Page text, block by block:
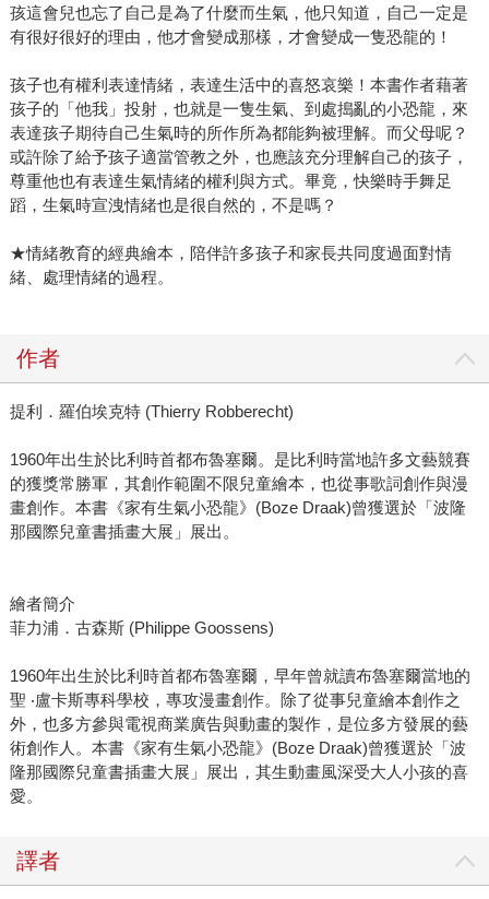
孩這會兒也忘了自己是為了什麼而生氣，他只知道，自己一定是
有很好很好的理由，他才會變成那樣，才會變成一隻恐龍的！
孩子也有權利表達情緒，表達生活中的喜怒哀樂！本書作者藉著
孩子的「他我」投射，也就是一隻生氣、到處搗亂的小恐龍，來
表達孩子期待自己生氣時的所作所為都能夠被理解。而父母呢？
或許除了給予孩子適當管教之外，也應該充分理解自己的孩子，
尊重他也有表達生氣情緒的權利與方式。畢竟，快樂時手舞足
蹈，生氣時宣洩情緒也是很自然的，不是嗎？
★情緒教育的經典繪本，陪伴許多孩子和家長共同度過面對情
緒、處理情緒的過程。
作者
提利．羅伯埃克特 (Thierry Robberecht)
1960年出生於比利時首都布魯塞爾。是比利時當地許多文藝競賽
的獲獎常勝軍，其創作範圍不限兒童繪本，也從事歌詞創作與漫
畫創作。本書《家有生氣小恐龍》(Boze Draak)曾獲選於「波隆
那國際兒童書插畫大展」展出。
繪者簡介
菲力浦．古森斯 (Philippe Goossens)
1960年出生於比利時首都布魯塞爾，早年曾就讀布魯塞爾當地的
聖 ‧盧卡斯專科學校，專攻漫畫創作。除了從事兒童繪本創作之
外，也多方參與電視商業廣告與動畫的製作，是位多方發展的藝
術創作人。本書《家有生氣小恐龍》(Boze Draak)曾獲選於「波
隆那國際兒童書插畫大展」展出，其生動畫風深受大人小孩的喜
愛。
譯者